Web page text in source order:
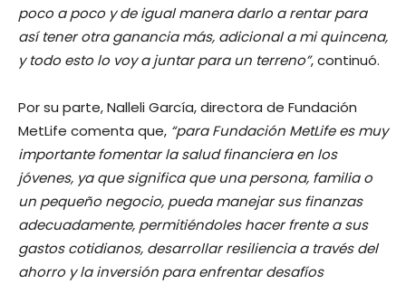
poco a poco y de igual manera darlo a rentar para
así tener otra ganancia más, adicional a mi quincena,
y todo esto lo voy a juntar para un terreno”, continuó.
Por su parte, Nalleli García, directora de Fundación
MetLife comenta que, “para Fundación MetLife es muy
importante fomentar la salud financiera en los
jóvenes, ya que significa que una persona, familia o
un pequeño negocio, pueda manejar sus finanzas
adecuadamente, permitiéndoles hacer frente a sus
gastos cotidianos, desarrollar resiliencia a través del
ahorro y la inversión para enfrentar desafíos